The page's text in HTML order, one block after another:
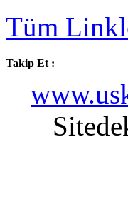
Tüm
Takip Et :